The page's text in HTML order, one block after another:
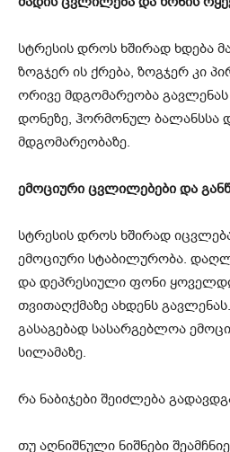
სტრესის დროს ხშირად ხდება
ზოგჯერ ის ქრება, ზოგჯერ კი
ორივე მდგომარეობა გავლენას
დონეზე, ჰორმონულ ბალანსსა
მდგომარეობაზე.
ემოციური ცვლილებები და
სტრესის დროს ხშირად
ემოციური სტაბილურობა.
და დეპრესიული ფონი
თვითაღქმაზე ახდენს
გასაგებად სასარგებლოა
სილამაზე.
რა ნაბიჯები შეიძლება
თუ აღნიშნული ნიშნები